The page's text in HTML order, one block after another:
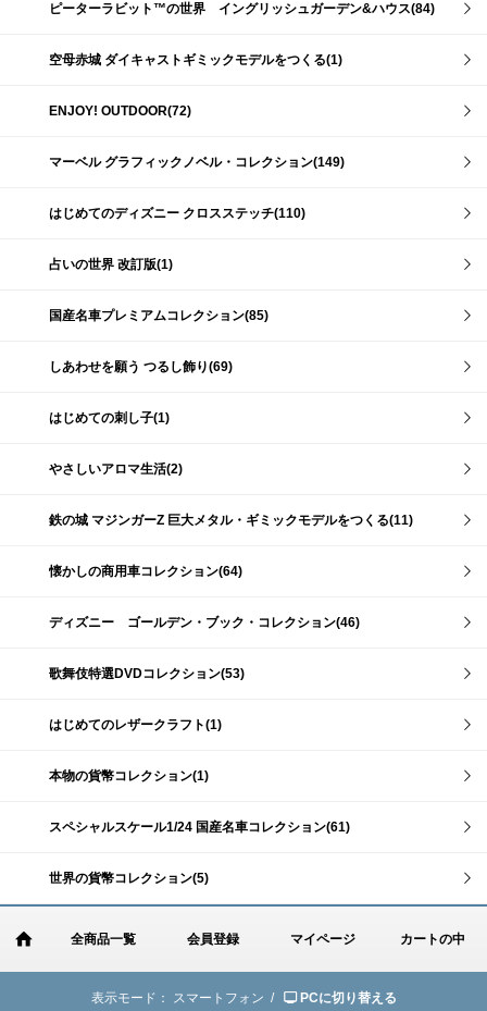
ピーターラビット™の世界 イングリッシュガーデン&ハウス(84)
空母赤城 ダイキャストギミックモデルをつくる(1)
ENJOY! OUTDOOR(72)
マーベル グラフィックノベル・コレクション(149)
はじめてのディズニー クロスステッチ(110)
占いの世界 改訂版(1)
国産名車プレミアムコレクション(85)
しあわせを願う つるし飾り(69)
はじめての刺し子(1)
やさしいアロマ生活(2)
鉄の城 マジンガーZ 巨大メタル・ギミックモデルをつくる(11)
懐かしの商用車コレクション(64)
ディズニー ゴールデン・ブック・コレクション(46)
歌舞伎特選DVDコレクション(53)
はじめてのレザークラフト(1)
本物の貨幣コレクション(1)
スペシャルスケール1/24 国産名車コレクション(61)
世界の貨幣コレクション(5)
全商品一覧 会員登録 マイページ カートの中
表示モード： スマートフォン / PCに切り替える